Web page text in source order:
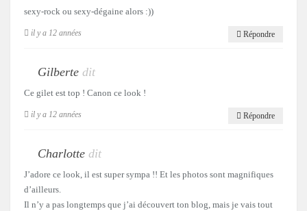
sexy-rock ou sexy-dégaine alors :))
il y a 12 années Répondre
Gilberte dit
Ce gilet est top ! Canon ce look !
il y a 12 années Répondre
Charlotte dit
J’adore ce look, il est super sympa !! Et les photos sont magnifiques
d’ailleurs.
Il n’y a pas longtemps que j’ai découvert ton blog, mais je vais tout